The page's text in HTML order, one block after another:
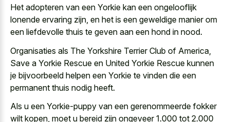
Het adopteren van een Yorkie kan een ongelooflijk
lonende ervaring zijn, en het is een geweldige manier om
een liefdevolle thuis te geven aan een hond in nood.
Organisaties als The Yorkshire Terrier Club of America,
Save a Yorkie Rescue en United Yorkie Rescue kunnen
je bijvoorbeeld helpen een Yorkie te vinden die een
permanent thuis nodig heeft.
Als u een Yorkie-puppy van een gerenommeerde fokker
wilt kopen, moet u bereid zijn ongeveer 1.000 tot 2.000